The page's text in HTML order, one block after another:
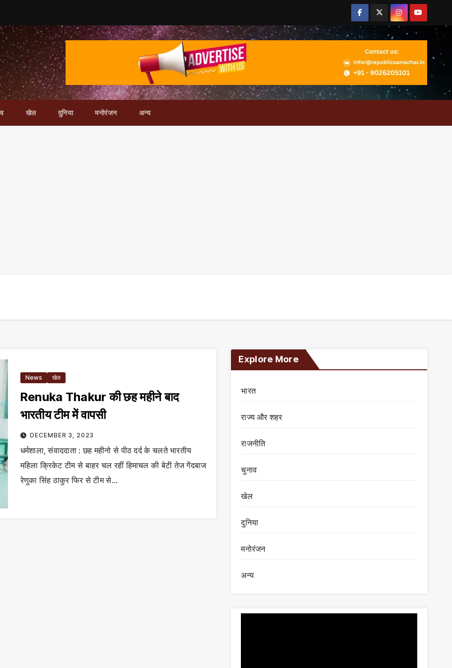
खेल दुनिया मनोरंजन अन्य
News खेल
Renuka Thakur की छह महीने बाद
भारतीय टीम में वापसी
DECEMBER 3, 2023
धर्मशाला, संवाददाता : छह महीनो से पीठ दर्द के चलते भारतीय
महिला क्रिकेट टीम से बाहर चल रहीं हिमाचल की बेटी तेज गेंदबाज
रेणुका सिंह ठाकुर फिर से टीम से…
Explore More
भारत
राज्य और शहर
राजनीति
चुनाव
खेल
दुनिया
मनोरंजन
अन्य